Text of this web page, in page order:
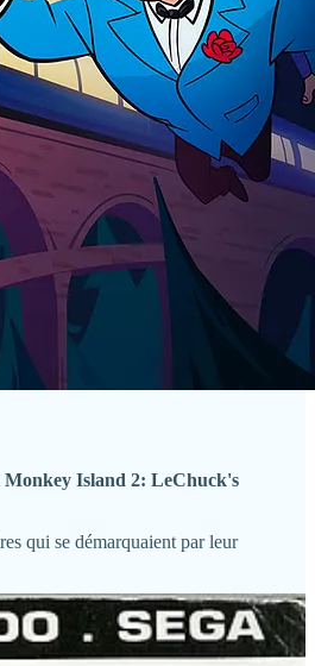
Monkey Island 2: LeChuck's
qui se démarquaient par leur